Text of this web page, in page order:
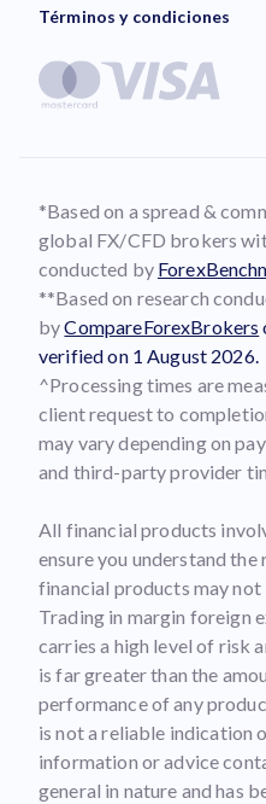
Términos y condiciones
*Based on a spread &
global FX/CFD brokers
conducted by
**Based on research
byCompareForexBrokers
verified on 1 August 2026.
^Processing times are
client request to
may vary depending on
and third-party provider
All financial products
ensure you understand
financial products may
Trading in margin foreign
carries a high level of risk
is far greater than the
performance of any
is not a reliable indication
information or advice
general in nature and has